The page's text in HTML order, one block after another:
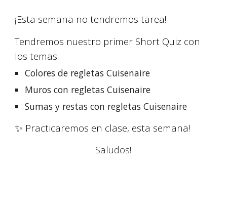
¡Esta semana no tendremos tarea!
Tendremos nuestro primer Short Quiz con
los temas:
Colores de regletas Cuisenaire
Muros con regletas Cuisenaire
Sumas y restas con regletas Cuisenaire
✨ Practicaremos en clase, esta semana!
Saludos!